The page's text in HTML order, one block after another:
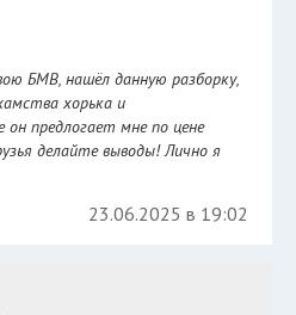
БМВ, нашёл данную разборку,
хорька и
предлогает мне по цене
делайте выводы! Лично я
23.06.2025 в 19:02